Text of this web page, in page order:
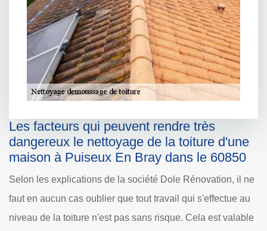
Les facteurs qui peuvent rendre très
dangereux le nettoyage de la toiture d'une
maison à Puiseux En Bray dans le 60850
Selon les explications de la société Dole Rénovation, il ne
faut en aucun cas oublier que tout travail qui s'effectue au
niveau de la toiture n'est pas sans risque. Cela est valable